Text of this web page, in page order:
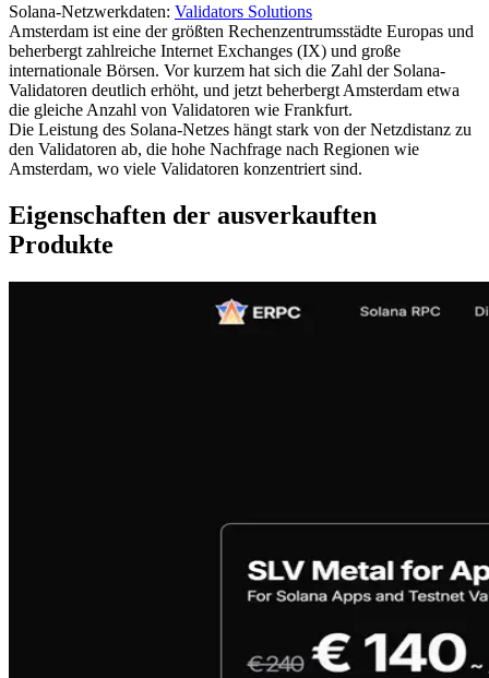
Solana-Netzwerkdaten: Validators Solutions
Amsterdam ist eine der größten Rechenzentrumsstädte Europas und
beherbergt zahlreiche Internet Exchanges (IX) und große
internationale Börsen. Vor kurzem hat sich die Zahl der Solana-
Validatoren deutlich erhöht, und jetzt beherbergt Amsterdam etwa
die gleiche Anzahl von Validatoren wie Frankfurt.
Die Leistung des Solana-Netzes hängt stark von der Netzdistanz zu
den Validatoren ab, die hohe Nachfrage nach Regionen wie
Amsterdam, wo viele Validatoren konzentriert sind.
Eigenschaften der ausverkauften
Produkte